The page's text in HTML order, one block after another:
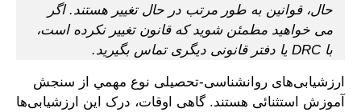
حال، قوانین به طور مرتب در حال تغییر هستند. اگر
می خواهید مطمئن شوید که قانون تغییر نکرده است،
با DRC یا دفتر قانونی دیگری تماس بگیرید.
ارزشيابی‌های روانشناسی-تحصیلی نوع مهمي از سنجش
آموزش استثنائی هستند. گاهی اوقات، درک این ارزشیابی‌ها